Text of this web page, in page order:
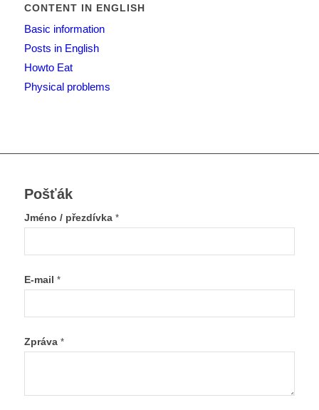
CONTENT IN ENGLISH
Basic information
Posts in English
Howto Eat
Physical problems
Pošťák
Jméno / přezdívka *
E-mail *
Zpráva *